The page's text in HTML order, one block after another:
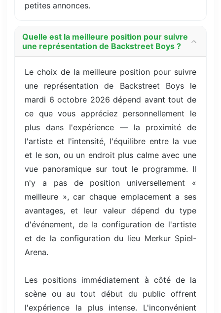
petites annonces.
Quelle est la meilleure position pour suivre
une représentation de Backstreet Boys ?
Le choix de la meilleure position pour suivre
une représentation de Backstreet Boys le
mardi 6 octobre 2026 dépend avant tout de
ce que vous appréciez personnellement le
plus dans l'expérience — la proximité de
l'artiste et l'intensité, l'équilibre entre la vue
et le son, ou un endroit plus calme avec une
vue panoramique sur tout le programme. Il
n'y a pas de position universellement «
meilleure », car chaque emplacement a ses
avantages, et leur valeur dépend du type
d'événement, de la configuration de l'artiste
et de la configuration du lieu Merkur Spiel-
Arena.
Les positions immédiatement à côté de la
scène ou au tout début du public offrent
l'expérience la plus intense. L'inconvénient